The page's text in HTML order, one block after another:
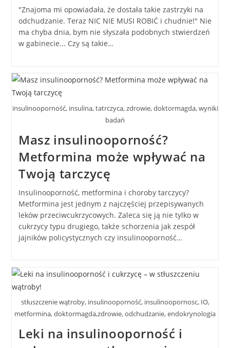
"Znajoma mi opowiadała, że dostała takie zastrzyki na
odchudzanie. Teraz NIC NIE MUSI ROBIĆ i chudnie!" Nie
ma chyba dnia, bym nie słyszała podobnych stwierdzeń
w gabinecie... Czy są takie…
insulinooporność, insulina, tatrczyca, zdrowie, doktormagda, wyniki
badań
Masz insulinooporność?
Metformina może wpływać na
Twoją tarczycę
Insulinooporność, metformina i choroby tarczycy?
Metformina jest jednym z najczęściej przepisywanych
leków przeciwcukrzycowych. Zaleca się ją nie tylko w
cukrzycy typu drugiego, także schorzenia jak zespół
jajników policystycznych czy insulinooporność…
stłuszczenie wątroby, insulinooporność, insulinoopornosc, IO,
metformina, doktormagda,zdrowie, odchudzanie, endokrynologia
Leki na insulinooporność i